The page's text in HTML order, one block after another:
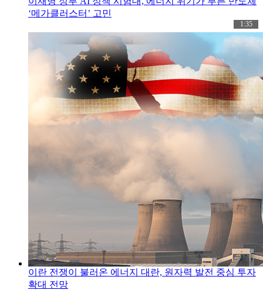
‘메가클러스터’ 고민
1:35
이란 전쟁이 불러온 에너지 대란, 원자력 발전 중심 투자
확대 전망